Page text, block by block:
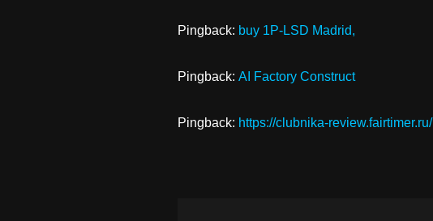
Pingback: buy 1P-LSD Madrid,
Pingback: AI Factory Construct
Pingback: https://clubnika-review.fairtimer.ru/